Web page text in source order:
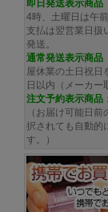
即日発送表示商品
4時、土曜日は午
支払は翌営業日扱
発送。
通常発送表示商品
屋休業の土日祝日
日以内（メーカー
注文予約表示商品
（お届け可能日
択されても自動的
す。）